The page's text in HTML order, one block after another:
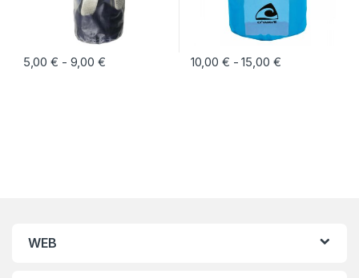
5,00€ - 9,00 €Rango de precios: desde 5,00 € hasta 9,00 €
10,00 € - 15,00 €Rango de
WEB